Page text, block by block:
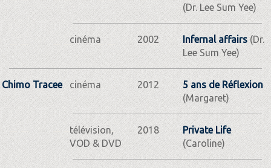
(Dr. Lee Sum Yee)
cinéma 2002 Infernal affairs(Dr.
Lee Sum Yee)
Chimo Tracee cinéma 2012
5 ans de Réflexion
(Margaret)
télévision,
VOD & DVD
2018
Private Life
(Caroline)